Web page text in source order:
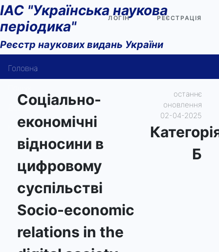
ІАС "Українська наукова
періодика"
Реєстр наукових видань України
ЛОГІН РЕЄСТРАЦІЯ
Головна
Довідка користувача
Контакти
Соціально-
економічні
відносини в
цифровому
суспільстві
Socio-economic
relations in the
останнє
оновлення
02-04-2025
Б